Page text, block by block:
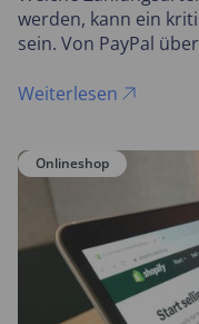
werden, kann ein
sein. Von PayPal
Menge an
beeinflussen kann.
Weiterlesen
Onlineshop